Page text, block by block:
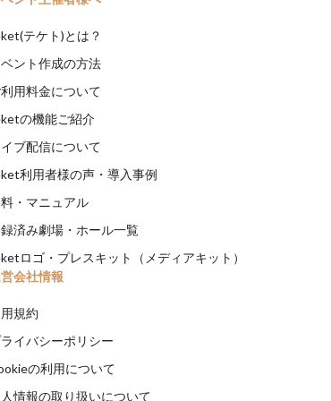
テケト)とは？
ント作成の方法
用料金について
の機能ご紹介
ブ配信について
利用者様の声・導入事例
・マニュアル
済み劇場・ホール一覧
ロゴ・プレスキット（メディアキット）
会社情報
規約
イバシーポリシー
の利用について
情報の取り扱いについて